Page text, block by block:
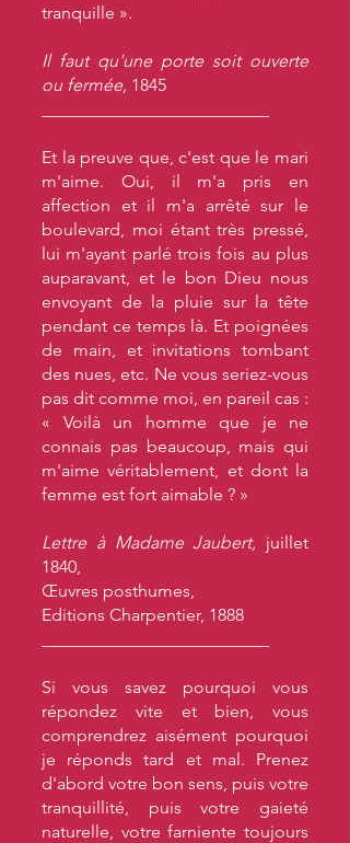
tranquille ».
Il faut qu'une porte soit ouverte
ou fermée, 1845
Et la preuve que, c'est que le mari
m'aime. Oui, il m'a pris en
affection et il m'a arrêté sur le
boulevard, moi étant très pressé,
lui m'ayant parlé trois fois au plus
auparavant, et le bon Dieu nous
envoyant de la pluie sur la tête
pendant ce temps là. Et poignées
de main, et invitations tombant
des nues, etc. Ne vous seriez-vous
pas dit comme moi, en pareil cas :
« Voilà un homme que je ne
connais pas beaucoup, mais qui
m'aime véritablement, et dont la
femme est fort aimable ? »
Lettre à Madame Jaubert, juillet
1840,
Œuvres posthumes,
Editions Charpentier, 1888
Si vous savez pourquoi vous
répondez vite et bien, vous
comprendrez aisément pourquoi
je réponds tard et mal. Prenez
d'abord votre bon sens, puis votre
tranquillité, puis votre gaieté
naturelle, votre farniente toujours